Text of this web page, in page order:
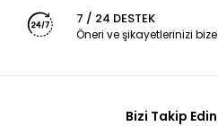
7 / 24 DESTEK
Öneri ve şikayetlerinizi
Bizi Takip Edin